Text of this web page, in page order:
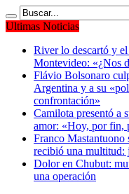
Ultimas Noticias
River lo descartó y
Montevideo: «¿Nos
Flávio Bolsonaro
Argentina y a su
confrontación»
Camilota presentó a
amor: «Hoy, por fin,
Franco
recibió una multitud:
Dolor en Chubut:
una operación